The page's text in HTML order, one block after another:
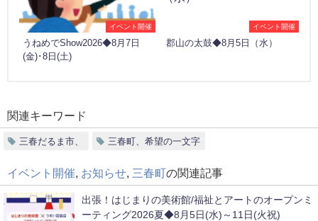
イベント開催
うねめでShow2026◆8月7日
(金)･8日(土)
イベント開催
郡山の太鼓◆8月5日（水）
関連キーワード
三春だるま市、 三春町、希望の一文字
イベント開催, お知らせ, 三春町の関連記事
出張！はじまりの美術館/福祉とアートのオープンミ
ーティング2026夏◆8月5日(水)～11日(火祝)